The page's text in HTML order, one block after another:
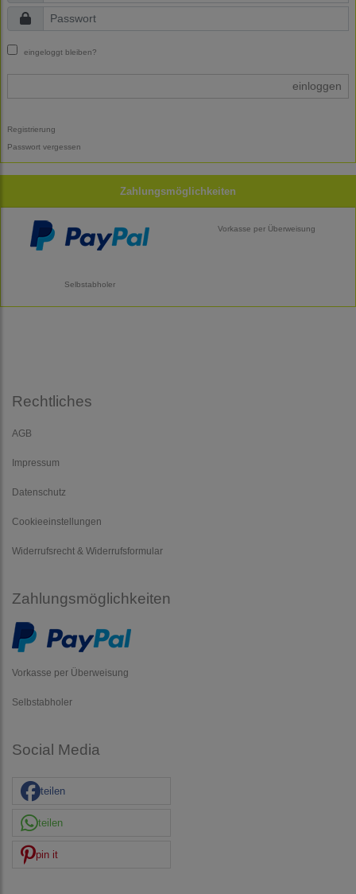
eingeloggt bleiben?
einloggen
Registrierung
Passwort vergessen
Zahlungsmöglichkeiten
Vorkasse per Überweisung
Selbstabholer
Rechtliches
AGB
Impressum
Datenschutz
Cookieeinstellungen
Widerrufsrecht & Widerrufsformular
Zahlungsmöglichkeiten
Vorkasse per Überweisung
Selbstabholer
Social Media
teilen
teilen
pin it